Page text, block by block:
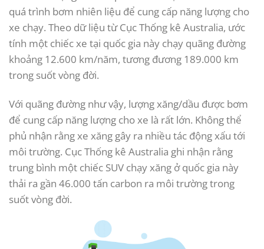
quá trình bơm nhiên liệu để cung cấp năng lượng cho
xe chạy. Theo dữ liệu từ Cục Thống kê Australia, ước
tính một chiếc xe tại quốc gia này chạy quãng đường
khoảng 12.600 km/năm, tương đương 189.000 km
trong suốt vòng đời.
Với quãng đường như vậy, lượng xăng/dầu được bơm
để cung cấp năng lượng cho xe là rất lớn. Không thể
phủ nhận rằng xe xăng gây ra nhiều tác động xấu tới
môi trường. Cục Thống kê Australia ghi nhận rằng
trung bình một chiếc SUV chạy xăng ở quốc gia này
thải ra gần 46.000 tấn carbon ra môi trường trong
suốt vòng đời.